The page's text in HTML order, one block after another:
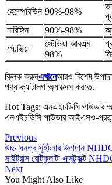
হেস্পেরিডিন 90%-98%
নারিঙ্গিন
90%-98%
স্টেভিয়া
স্টেভিয়া আরএম
98%
ক্লিক করুনএখানেআরও বিশেষ
পণ্য ক্যাটালগ অ্যাক্সেস করতে.
Hot Tags: এনএইচডিসি পাউডার
এনএইচডিসি পাউডার আইএসও-
Previous
উচ্চ-ঘনত্ব সুইটনার উপাদান
সাইট্রাস রেটিকুলাটা
Next
You Might Also Like